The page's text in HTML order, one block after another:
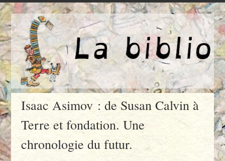
Isaac Asimov : de Susan Calvin à
Terre et fondation. Une
chronologie du futur.